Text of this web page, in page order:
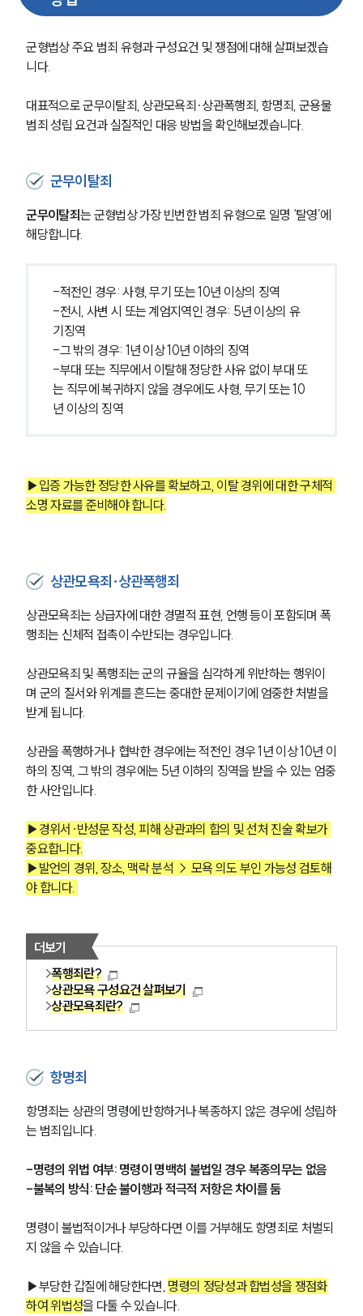
군형법상 주요 범죄 유형과 구성요건 및 쟁점에 대해 살펴보겠습
니다.
대표적으로 군무이탈죄, 상관모욕죄∙상관폭행죄, 항명죄, 군용물
범죄 성립 요건과 실질적인 대응 방법을 확인해보겠습니다.
군무이탈죄
군무이탈죄는 군형법상 가장 빈번한 범죄 유형으로 일명 ‘탈영’에
해당합니다.
-적전인 경우: 사형, 무기 또는 10년 이상의 징역
-전시, 사변 시 또는 계엄지역인 경우: 5년 이상의 유
기징역
-그 밖의 경우: 1년 이상 10년 이하의 징역
-부대 또는 직무에서 이탈해 정당한 사유 없이 부대 또
는 직무에 복귀하지 않을 경우에도 사형, 무기 또는 10
년 이상의 징역
▶입증 가능한 정당한 사유를 확보하고, 이탈 경위에 대한 구체적
소명 자료를 준비해야 합니다.
상관모욕죄∙상관폭행죄
상관모욕죄는 상급자에 대한 경멸적 표현, 언행 등이 포함되며 폭
행죄는 신체적 접촉이 수반되는 경우입니다.
상관모욕죄 및 폭행죄는 군의 규율을 심각하게 위반하는 행위이
며 군의 질서와 위계를 흔드는 중대한 문제이기에 엄중한 처벌을
받게 됩니다.
상관을 폭행하거나 협박한 경우에는 적전인 경우 1년 이상 10년 이
하의 징역, 그 밖의 경우에는 5년 이하의 징역을 받을 수 있는 엄중
한 사안입니다.
▶경위서·반성문 작성, 피해 상관과의 합의 및 선처 진술 확보가
중요합니다.
▶발언의 경위, 장소, 맥락 분석 → 모욕 의도 부인 가능성 검토해
야 합니다.
더보기
폭행죄란?
상관모욕 구성요건 살펴보기
상관모욕죄란?
항명죄
항명죄는 상관의 명령에 반항하거나 복종하지 않은 경우에 성립하
는 범죄입니다.
-명령의 위법 여부: 명령이 명백히 불법일 경우 복종의무는 없음
-불복의 방식: 단순 불이행과 적극적 저항은 차이를 둠
명령이 불법적이거나 부당하다면 이를 거부해도 항명죄로 처벌되
지 않을 수 있습니다.
▶부당한 갑질에 해당한다면, 명령의 정당성과 합법성을 쟁점화
하여 위법성을 다툴 수 있습니다.